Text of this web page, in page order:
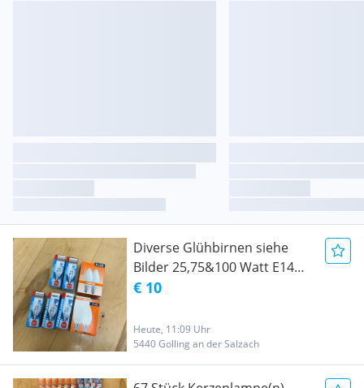
Diverse Glühbirnen siehe
Bilder 25,75&100 Watt E14
und E27
€ 10
Heute, 11:09 Uhr
5440 Golling an der Salzach